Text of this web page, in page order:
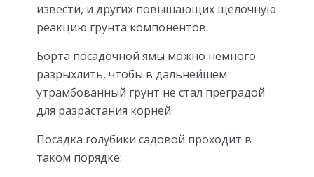
извести, и других повышающих щелочную
реакцию грунта компонентов.
Борта посадочной ямы можно немного
разрыхлить, чтобы в дальнейшем
утрамбованный грунт не стал преградой
для разрастания корней.
Посадка голубики садовой проходит в
таком порядке: